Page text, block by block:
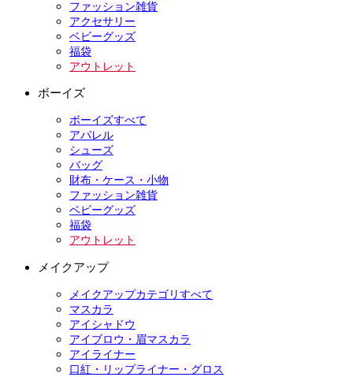
ファッション雑貨
アクセサリー
ベビーグッズ
福袋
アウトレット
ボーイズ
ボーイズすべて
アパレル
シューズ
バッグ
財布・ケース・小物
ファッション雑貨
ベビーグッズ
福袋
アウトレット
メイクアップ
メイクアップカテゴリすべて
マスカラ
アイシャドウ
アイブロウ・眉マスカラ
アイライナー
口紅・リップライナー・グロス